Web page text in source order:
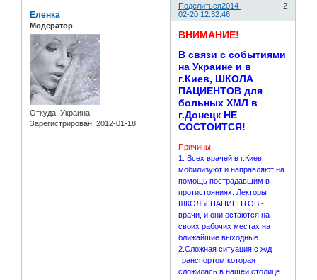
Поделиться 2
2014-
02-20 12:32:46
Еленка
Модератор
Откуда: Украина
Зарегистрирован: 2012-01-18
ВНИМАНИЕ!
В связи с событиями
на Украине и в
г.Киев, ШКОЛА
ПАЦИЕНТОВ для
больных ХМЛ в
г.Донецк НЕ
СОСТОИТСЯ!
Причины:
1. Всех врачей в г.Киев
мобилизуют и направляют на
помощь пострадавшим в
протистояниях. Лекторы
ШКОЛЫ ПАЦИЕНТОВ -
врачи, и они остаются на
своих рабочих местах на
ближайшие выходные.
2.Сложная ситуация с ж/д
транспортом которая
сложилась в нашей столице.